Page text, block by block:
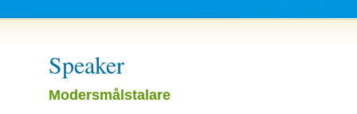
Speaker
Modersmålstalare